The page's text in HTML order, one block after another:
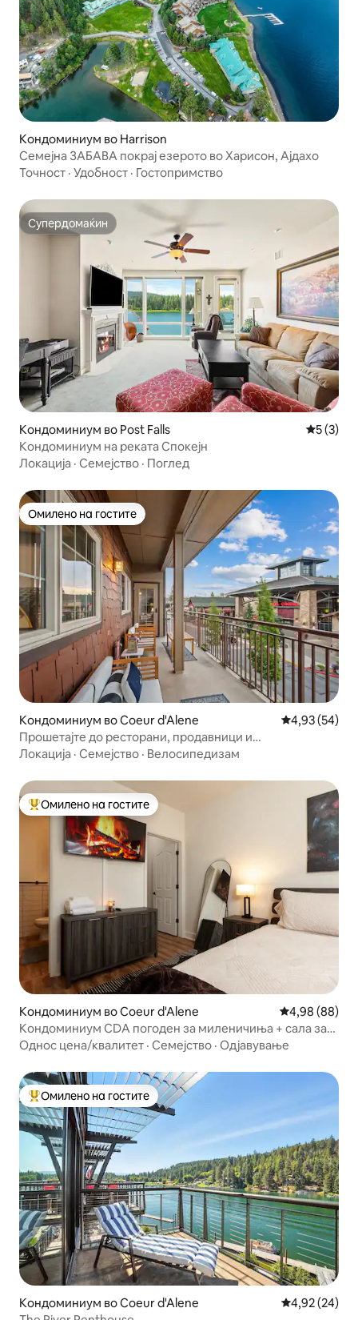
Кондоминиум во Harrison
Семејна ЗАБАВА покрај езерото во Харисон, Ајдахо
Точност · Удобност · Гостопримство
Супердомаќин
Супердомаќин
Кондоминиум во Post Falls
5 (3)
Кондоминиум на реката Спокејн
Локација · Семејство · Поглед
Омилено на гостите
Омилено на гостите
Кондоминиум во Coeur d'Alene Просечна
4,93 (54)
Прошетајте до ресторани, продавници и
стогодишнина!
Локација · Семејство · Велосипедизам
Меѓу најуспешните „Омилени на гостите“
Омилено на гостите
Кондоминиум во Coeur d'Alene Просечна
4,98 (88)
Кондоминиум CDA погоден за миленичиња + сала за
вежбање и сауна со пареа!
Однос цена/квалитет · Семејство · Одјавување
Меѓу најуспешните „Омилени на гостите“
Омилено на гостите
Кондоминиум во Coeur d'Alene Просечна
4,92 (24)